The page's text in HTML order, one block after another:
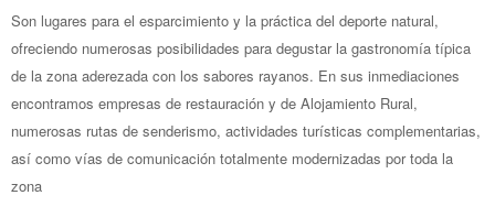
Son lugares para el esparcimiento y la práctica del deporte natural,
ofreciendo numerosas posibilidades para degustar la gastronomía típica
de la zona aderezada con los sabores rayanos. En sus inmediaciones
encontramos empresas de restauración y de Alojamiento Rural,
numerosas rutas de senderismo, actividades turísticas complementarias,
así como vías de comunicación totalmente modernizadas por toda la
zona